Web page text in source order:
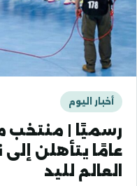
أخبار اليوم
عامًا يتأهلن
العالم لليد